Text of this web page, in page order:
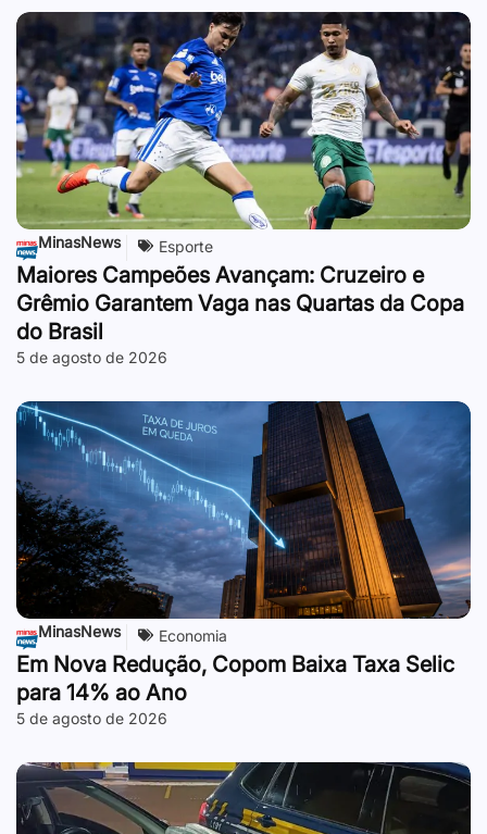
MinasNews Esporte
Maiores Campeões Avançam: Cruzeiro e
Grêmio Garantem Vaga nas Quartas da Copa
do Brasil
5 de agosto de 2026
MinasNews Economia
Em Nova Redução, Copom Baixa Taxa Selic
para 14% ao Ano
5 de agosto de 2026